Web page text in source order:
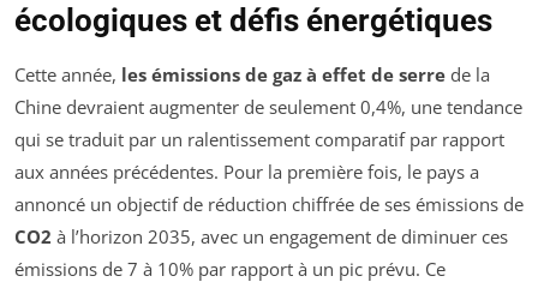
écologiques et défis énergétiques
Cette année, les émissions de gaz à effet de serre de la
Chine devraient augmenter de seulement 0,4%, une tendance
qui se traduit par un ralentissement comparatif par rapport
aux années précédentes. Pour la première fois, le pays a
annoncé un objectif de réduction chiffrée de ses émissions de
CO2 à l’horizon 2035, avec un engagement de diminuer ces
émissions de 7 à 10% par rapport à un pic prévu. Ce